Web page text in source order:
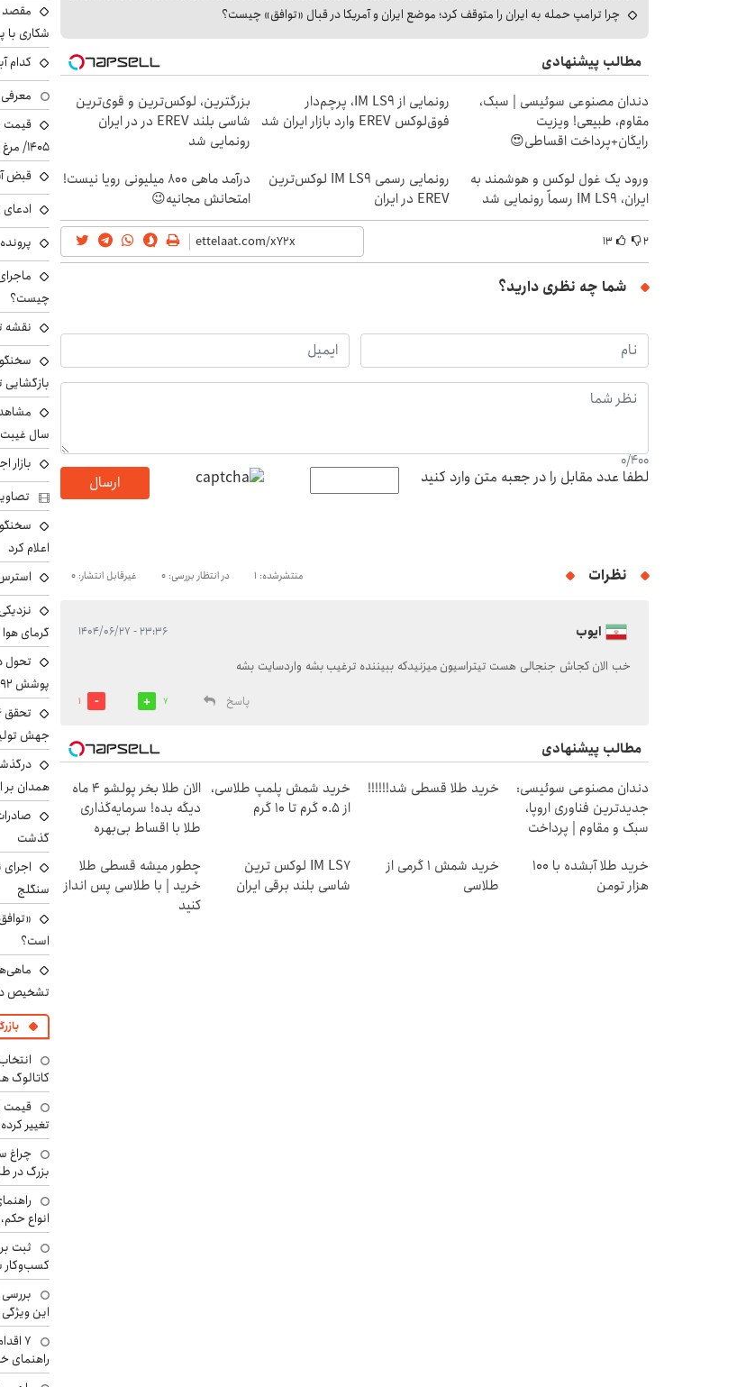
چرا ترامپ حمله به ایران را متوقف کرد؛ موضع ایران و آمریکا در قبال «توافق» چیست؟
مطالب پیشنهادی
دندان مصنوعی سوئیسی | سبک،
مقاوم، طبیعی! ویزیت
رایگان+پرداخت اقساطی😍
رونمایی از IM LS9، پرچم‌دار
فوق‌لوکس EREV وارد بازار ایران شد
بزرگترین، لوکس‌ترین و قوی‌ترین
شاسی بلند EREV در در ایران
رونمایی شد
ورود یک غول لوکس و هوشمند به
ایران، IM LS9 رسماً رونمایی شد
رونمایی رسمی IM LS9 لوکس‌ترین
EREV در ایران
درآمد ماهی 800 میلیونی رویا نیست!
امتحانش مجانیه😉
۲ ۱۳
شما چه نظری دارید؟
0/400
لطفا عدد مقابل را در جعبه متن وارد کنید ارسال
نظرات منتشرشده: 1 در انتظار بررسی: 0 غیرقابل انتشار: 0
ایوب ۲۳:۳۶ - ۱۴۰۴/۰۶/۲۷
خب الان کجاش جنجالی هست تیتراسیون میزنیدکه ببیننده ترغیب بشه واردسایت بشه
پاسخ
7
1
مطالب پیشنهادی
دندان مصنوعی سوئیسی:
جدیدترین فناوری اروپا،
سبک و مقاوم | پرداخت
خرید طلا قسطی شد!!!!!!
خرید شمش پلمپ طلاسی،
از ۰.۵ گرم تا ۱۰ گرم
الان طلا بخر پولشو 4 ماه
دیگه بده! سرمایه‌گذاری
طلا با اقساط بی‌بهره
خرید طلا آبشده با 100
هزار تومن
خرید شمش 1 گرمی از
طلاسی
IM LS7 لوکس ترین
شاسی بلند برقی ایران
چطور میشه قسطی طلا
خرید | با طلاسی پس انداز
کنید
مقصد
شکاری با
کدام
۱۴۰۵/ مرغ کامل کیلویی چند شد؟ +جدول
قبض
ادعای
چیست؟
نقشه
بازگشایی
سال غیبت
بازار
اعلام کرد
گرمای هوا
تحول
پوشش ۱۹۲ هزار نفر
جهش
همدان بر
گذشت
سنگلج
است؟
تشخیص
کاتالوگ
تغییر
چراغ
بزرگ در
انواع
ثبت
کسب‌وکار
این
۷
راهنمای